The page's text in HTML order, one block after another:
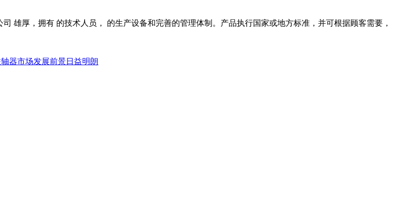
雄厚，拥有 的技术人员， 的生产设备和完善的管理体制。产品执行国家或地方标准，并可根据顾客需要，
器市场发展前景日益明朗